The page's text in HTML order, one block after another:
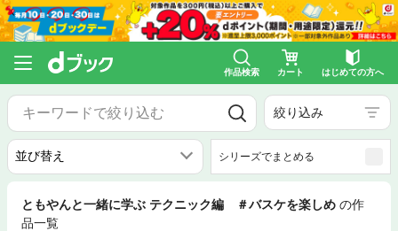
作品検索 カート はじめての方へ
絞り込み
シリーズでまとめる
ともやんと一緒に学ぶ テクニック編 ＃バスケを楽しめ の作
品一覧